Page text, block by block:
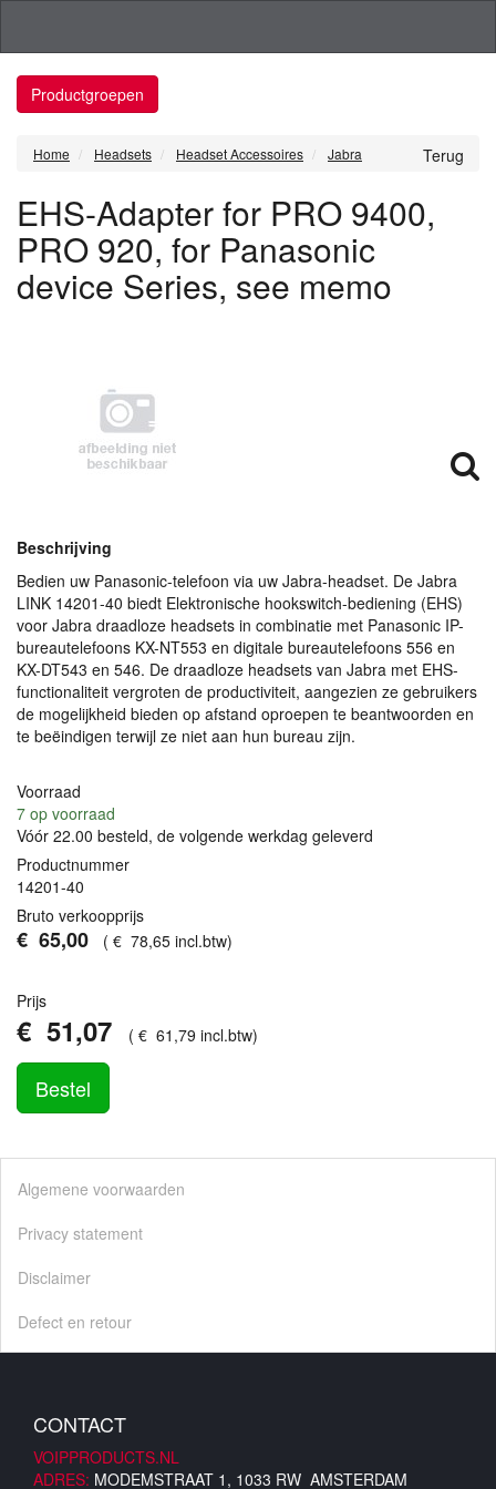
Productgroepen
Terug
Home Headsets Headset Accessoires Jabra
EHS-Adapter for PRO 9400,
PRO 920, for Panasonic
device Series, see memo
Beschrijving
Bedien uw Panasonic-telefoon via uw Jabra-headset. De Jabra
LINK 14201-40 biedt Elektronische hookswitch-bediening (EHS)
voor Jabra draadloze headsets in combinatie met Panasonic IP-
bureautelefoons KX-NT553 en digitale bureautelefoons 556 en
KX-DT543 en 546. De draadloze headsets van Jabra met EHS-
functionaliteit vergroten de productiviteit, aangezien ze gebruikers
de mogelijkheid bieden op afstand oproepen te beantwoorden en
te beëindigen terwijl ze niet aan hun bureau zijn.
Voorraad
7 op voorraad
Vóór 22.00 besteld, de volgende werkdag geleverd
Productnummer
14201-40
Bruto verkoopprijs
€ 65,00 ( € 78,65 incl.btw)
Prijs
€ 51,07 ( € 61 ,79 incl.btw)
Bestel
Algemene voorwaarden
Privacy statement
Disclaimer
Defect en retour
CONTACT
VOIPPRODUCTS.NL
ADRES: MODEMSTRAAT 1, 1033 RW AMSTERDAM